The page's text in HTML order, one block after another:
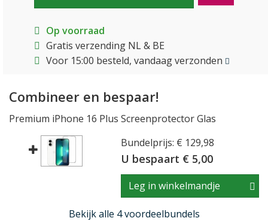
Op voorraad
Gratis verzending NL & BE
Voor 15:00 besteld, vandaag verzonden
Combineer en bespaar!
Premium iPhone 16 Plus Screenprotector Glas
Bundelprijs: € 129,98
U bespaart € 5,00
Leg in winkelmandje
Bekijk alle 4 voordeelbundels